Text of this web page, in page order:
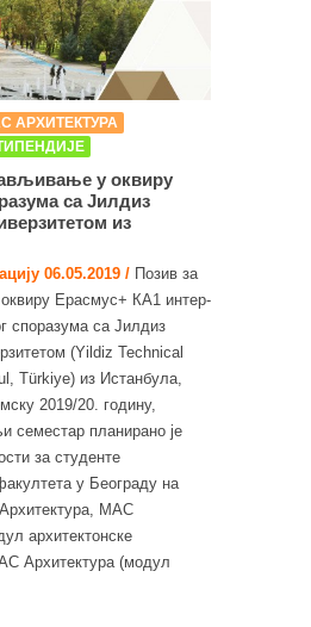
АРХИТЕКТУРА
у оквиру
са Јилдиз
из
06.05.2019 / Позив за
Ерасмус+ КА1 интер-
споразума са Јилдиз
(Yildiz Technical
Türkiye) из Истанбула,
2019/20. годину,
семестар планирано је
за студенте
у Београду на
МАС
архитектонске
Архитектура (модул